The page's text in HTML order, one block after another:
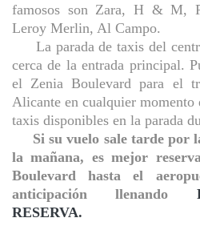
famosos son Zara, H & M,
Leroy Merlin, Al Campo.
La parada de taxis del
cerca de la entrada principal.
el Zenia Boulevard para el
Alicante en cualquier
taxis disponibles en la parada
Si su vuelo sale tarde por
la mañana, es mejor
Boulevard hasta el
anticipación llenando
RESERVA.